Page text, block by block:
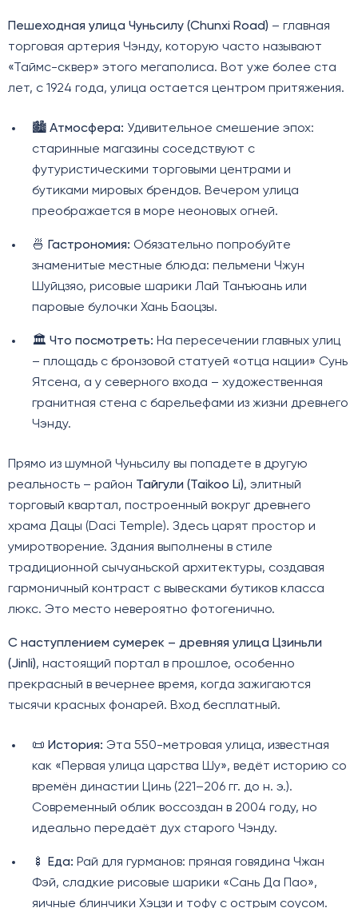
Пешеходная улица Чуньсилу (Chunxi Road) – главная
торговая артерия Чэнду, которую часто называют
«Таймс-сквер» этого мегаполиса. Вот уже более ста
лет, с 1924 года, улица остается центром притяжения.
🏙️ Атмосфера: Удивительное смешение эпох:
старинные магазины соседствуют с
футуристическими торговыми центрами и
бутиками мировых брендов. Вечером улица
преображается в море неоновых огней.
🍜 Гастрономия: Обязательно попробуйте
знаменитые местные блюда: пельмени Чжун
Шуйцзяо, рисовые шарики Лай Танъюань или
паровые булочки Хань Баоцзы.
🏛️ Что посмотреть: На пересечении главных улиц
– площадь с бронзовой статуей «отца нации» Сунь
Ятсена, а у северного входа – художественная
гранитная стена с барельефами из жизни древнего
Чэнду.
Прямо из шумной Чуньсилу вы попадете в другую
реальность – район Тайгули (Taikoo Li), элитный
торговый квартал, построенный вокруг древнего
храма Дацы (Daci Temple). Здесь царят простор и
умиротворение. Здания выполнены в стиле
традиционной сычуаньской архитектуры, создавая
гармоничный контраст с вывесками бутиков класса
люкс. Это место невероятно фотогенично.
С наступлением сумерек – древняя улица Цзиньли
(Jinli), настоящий портал в прошлое, особенно
прекрасный в вечернее время, когда зажигаются
тысячи красных фонарей. Вход бесплатный.
📜 История: Эта 550-метровая улица, известная
как «Первая улица царства Шу», ведёт историю со
времён династии Цинь (221–206 гг. до н. э.).
Современный облик воссоздан в 2004 году, но
идеально передаёт дух старого Чэнду.
🍢 Еда: Рай для гурманов: пряная говядина Чжан
Фэй, сладкие рисовые шарики «Сань Да Пао»,
яичные блинчики Хэцзи и тофу с острым соусом.